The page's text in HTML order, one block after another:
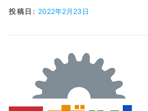
投稿日: 2022年2月23日